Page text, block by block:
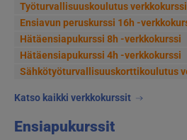
Työturvallisuuskoulutus verkkokurssi
Ensiavun peruskurssi 16h -
Hätäensiapukurssi 8h -verkkokurssi
Hätäensiapukurssi 4h -verkkokurssi
Sähkötyöturvallisuus­korttikoulutus
Katso kaikki verkkokurssit
Ensiapukurssit